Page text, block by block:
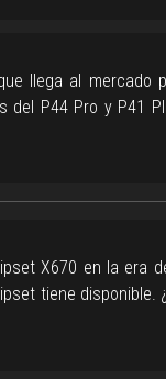
llega al mercado
del P44 Pro y P41
X670 en la era
tiene disponible.